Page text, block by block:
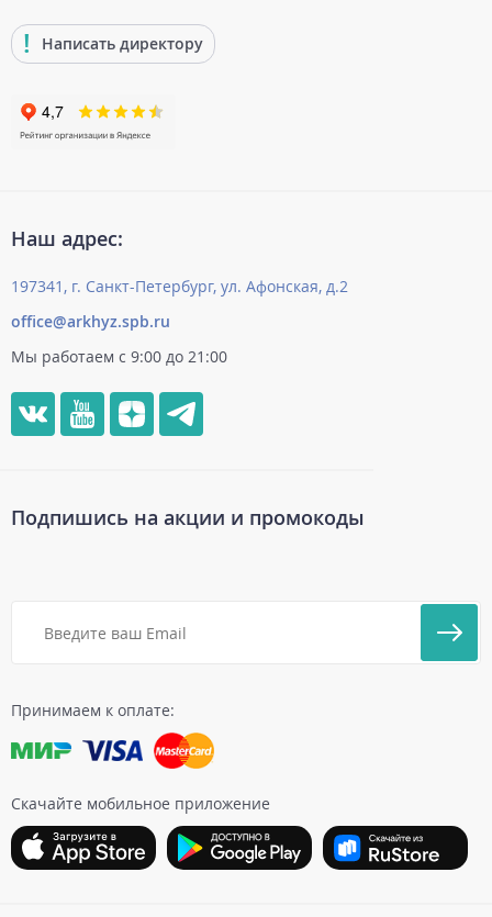
Написать директору
Наш адрес:
197341, г. Санкт-Петербург, ул. Афонская, д.2
office@arkhyz.spb.ru
Мы работаем с 9:00 до 21:00
Принимаем к оплате:
Скачайте мобильное приложение
Подпишись на акции и промокоды